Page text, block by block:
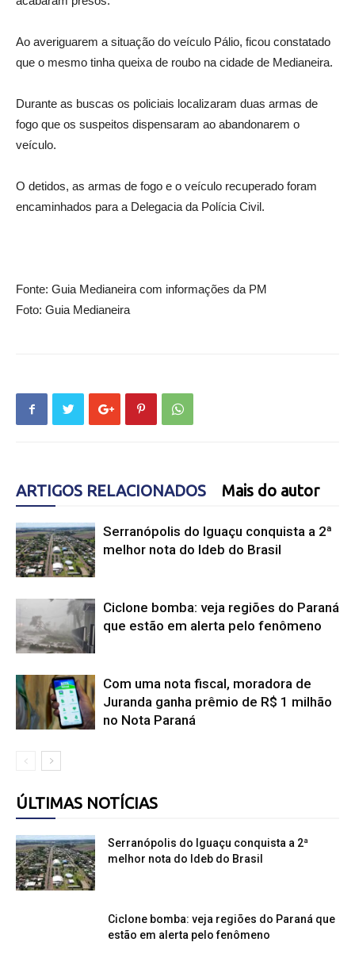
Ao averiguarem a situação do veículo Pálio, ficou constatado
que o mesmo tinha queixa de roubo na cidade de Medianeira.
Durante as buscas os policiais localizaram duas armas de
fogo que os suspeitos dispensaram ao abandonarem o
veículo.
O detidos, as armas de fogo e o veículo recuperado foram
encaminhados para a Delegacia da Polícia Civil.
Fonte: Guia Medianeira com informações da PM
Foto: Guia Medianeira
ARTIGOS RELACIONADOS Mais do autor
Serranópolis do Iguaçu conquista a 2ª
melhor nota do Ideb do Brasil
Ciclone bomba: veja regiões do Paraná
que estão em alerta pelo fenômeno
Com uma nota fiscal, moradora de
Juranda ganha prêmio de R$ 1 milhão
no Nota Paraná
ÚLTIMAS NOTÍCIAS
Serranópolis do Iguaçu conquista a 2ª
melhor nota do Ideb do Brasil
Ciclone bomba: veja regiões do Paraná que
estão em alerta pelo fenômeno